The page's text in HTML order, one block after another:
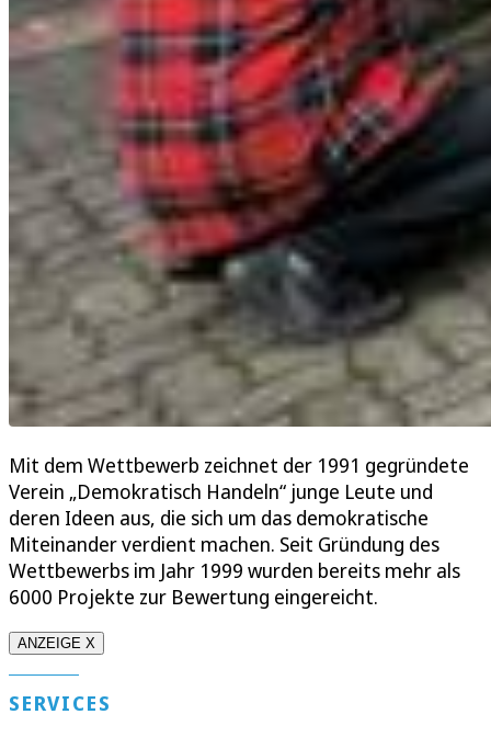
Mit dem Wettbewerb zeichnet der 1991 gegründete
Verein „Demokratisch Handeln“ junge Leute und
deren Ideen aus, die sich um das demokratische
Miteinander verdient machen. Seit Gründung des
Wettbewerbs im Jahr 1999 wurden bereits mehr als
6000 Projekte zur Bewertung eingereicht.
ANZEIGE X
SERVICES